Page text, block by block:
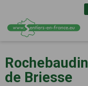
au
contenu
principal
de Briesse